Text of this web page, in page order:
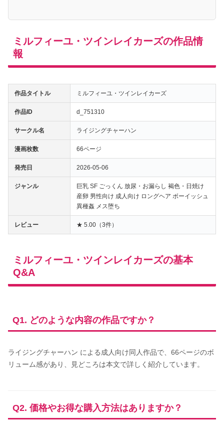
ミルフィーユ・ツインレイカーズの作品情
報
作品タイトル ミルフィーユ・ツインレイカーズ
作品ID d_751310
サークル名 ライジングチャーハン
漫画枚数 66ページ
発売日 2026-05-06
ジャンル
巨乳 SF ごっくん 放尿・お漏らし 褐色・日焼け
産卵 男性向け 成人向け ロングヘア ボーイッシュ
異種姦 メス堕ち
レビュー ★ 5.00（3件）
ミルフィーユ・ツインレイカーズの基本
Q&A
Q1. どのような内容の作品ですか？
ライジングチャーハン による成人向け同人作品で、66ページのボ
リューム感があり、見どころは本文で詳しく紹介しています。
Q2. 価格やお得な購入方法はありますか？